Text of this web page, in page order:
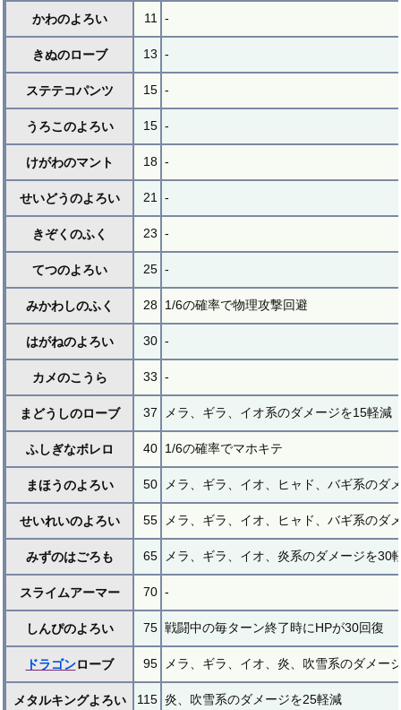
かわのよろい 11 -
きぬのローブ 13 -
ステテコパンツ 15 -
うろこのよろい 15 -
けがわのマント 18 -
せいどうのよろい 21 -
きぞくのふく 23 -
てつのよろい 25 -
みかわしのふく 28 1/6の確率で物理攻撃回避
はがねのよろい 30 -
カメのこうら 33 -
まどうしのローブ 37 メラ、ギラ、イオ系のダメージを15軽減
ふしぎなボレロ 40 1/6の確率でマホキテ
まほうのよろい 50 メラ、ギラ、イオ、ヒャド、バギ系のダ
せいれいのよろい 55 メラ、ギラ、イオ、ヒャド、バギ系のダ
みずのはごろも 65 メラ、ギラ、イオ、炎系のダメージを30
スライムアーマー 70 -
しんぴのよろい 75 戦闘中の毎ターン終了時にHPが30回復
ドラゴンローブ 95 メラ、ギラ、イオ、炎、吹雪系のダメー
メタルキングよろい 115 炎、吹雪系のダメージを25軽減